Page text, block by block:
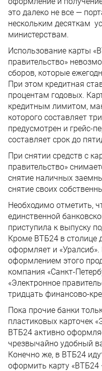
это далеко не все —
нескольким десяткам
министерствам.
Использование карты
правительство»
сборов, которые
При этом кредитная
процентам годовых.
кредитным лимитом,
которого составляет
предусмотрен и грейс-
составляет срок до
При снятии средств с
правительство»
снятие наличных
снятие своих
Необходимо отметить,
единственной
приступила к выпуску
Кроме ВТБ24 в столице
оформляет и «Уралсиб».
оформлением этого
компания «Санкт-
«Электронное
тридцать финансово-
Пока прочие банки
пластиковых карточек
ВТБ24 активно
чрезвычайно удобный
Конечно же, в ВТБ24
оформить карту «ВТБ24